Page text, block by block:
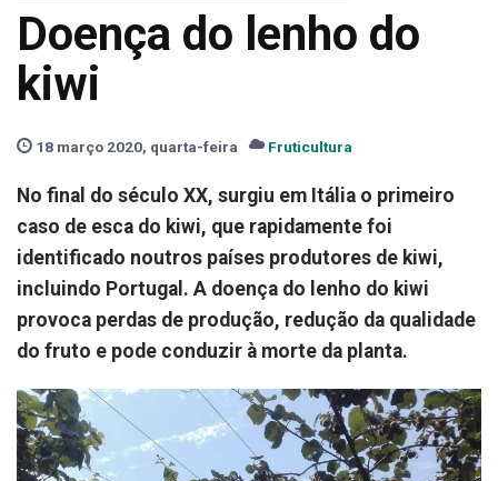
Doença do lenho do
kiwi
18 março 2020, quarta-feira Fruticultura
No final do século XX, surgiu em Itália o primeiro
caso de esca do kiwi, que rapidamente foi
identificado noutros países produtores de kiwi,
incluindo Portugal. A doença do lenho do kiwi
provoca perdas de produção, redução da qualidade
do fruto e pode conduzir à morte da planta.